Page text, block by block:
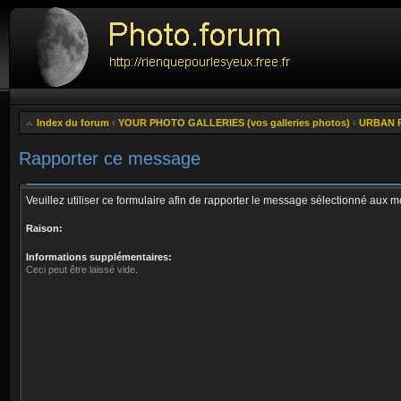
Index du forum ‹ YOUR PHOTO GALLERIES (vos galleries photos) ‹ URBAN
Rapporter ce message
Veuillez utiliser ce formulaire afin de rapporter le message sélectionné aux
Raison:
Informations supplémentaires:
Ceci peut être laissé vide.